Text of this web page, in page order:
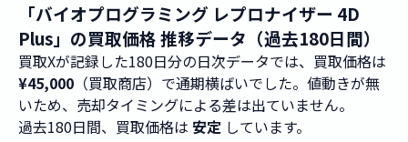
「バイオプログラミング レプロナイザー 4D
Plus」の買取価格 推移データ（過去180日間）
買取Xが記録した180日分の日次データでは、買取価格は
¥45,000 （買取商店）で通期横ばいでした。値動きが無
いため、売却タイミングによる差は出ていません。
過去180日間、買取価格は 安定 しています。